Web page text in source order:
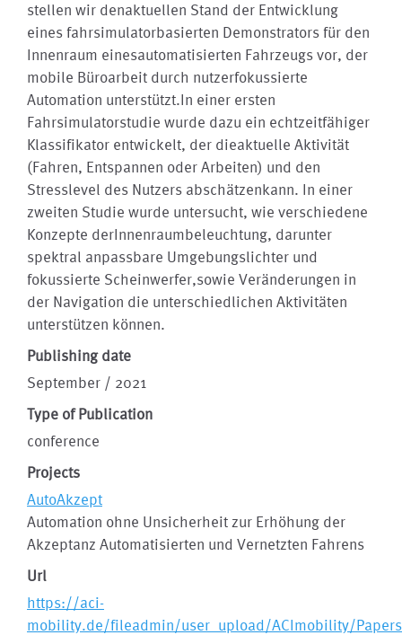
stellen wir denaktuellen Stand der Entwicklung
eines fahrsimulatorbasierten Demonstrators für den
Innenraum einesautomatisierten Fahrzeugs vor, der
mobile Büroarbeit durch nutzerfokussierte
Automation unterstützt.In einer ersten
Fahrsimulatorstudie wurde dazu ein echtzeitfähiger
Klassifikator entwickelt, der dieaktuelle Aktivität
(Fahren, Entspannen oder Arbeiten) und den
Stresslevel des Nutzers abschätzenkann. In einer
zweiten Studie wurde untersucht, wie verschiedene
Konzepte derInnenraumbeleuchtung, darunter
spektral anpassbare Umgebungslichter und
fokussierte Scheinwerfer,sowie Veränderungen in
der Navigation die unterschiedlichen Aktivitäten
unterstützen können.
Publishing date
September / 2021
Type of Publication
conference
Projects
AutoAkzept
Automation ohne Unsicherheit zur Erhöhung der
Akzeptanz Automatisierten und Vernetzten Fahrens
Url
https://aci-
mobility.de/fileadmin/user_upload/ACImobility/